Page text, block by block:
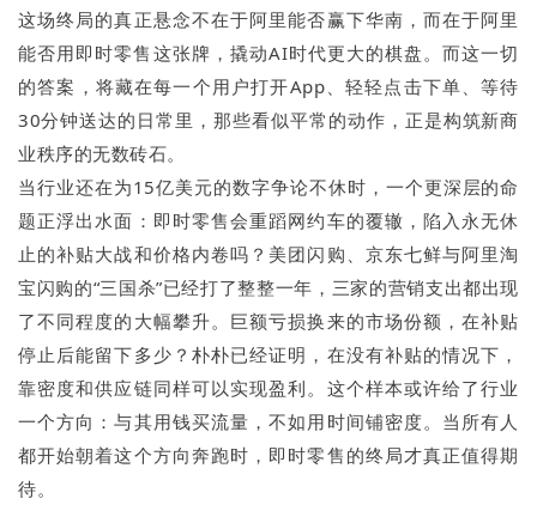
这场终局的真正悬念不在于阿里能否赢下华南，而在于阿里
能否用即时零售这张牌，撬动AI时代更大的棋盘。而这一切
的答案，将藏在每一个用户打开App、轻轻点击下单、等待
30分钟送达的日常里，那些看似平常的动作，正是构筑新商
业秩序的无数砖石。
当行业还在为15亿美元的数字争论不休时，一个更深层的命
题正浮出水面：即时零售会重蹈网约车的覆辙，陷入永无休
止的补贴大战和价格内卷吗？美团闪购、京东七鲜与阿里淘
宝闪购的“三国杀”已经打了整整一年，三家的营销支出都出现
了不同程度的大幅攀升。巨额亏损换来的市场份额，在补贴
停止后能留下多少？朴朴已经证明，在没有补贴的情况下，
靠密度和供应链同样可以实现盈利。这个样本或许给了行业
一个方向：与其用钱买流量，不如用时间铺密度。当所有人
都开始朝着这个方向奔跑时，即时零售的终局才真正值得期
待。